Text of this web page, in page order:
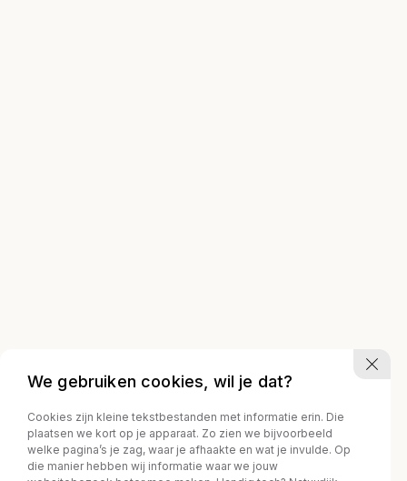
We gebruiken cookies, wil je dat?
Cookies zijn kleine tekstbestanden met informatie erin. Die
plaatsen we kort op je apparaat. Zo zien we bijvoorbeeld
welke pagina’s je zag, waar je afhaakte en wat je invulde. Op
die manier hebben wij informatie waar we jouw